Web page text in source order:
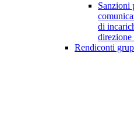
Sanzioni
di
Rendiconti